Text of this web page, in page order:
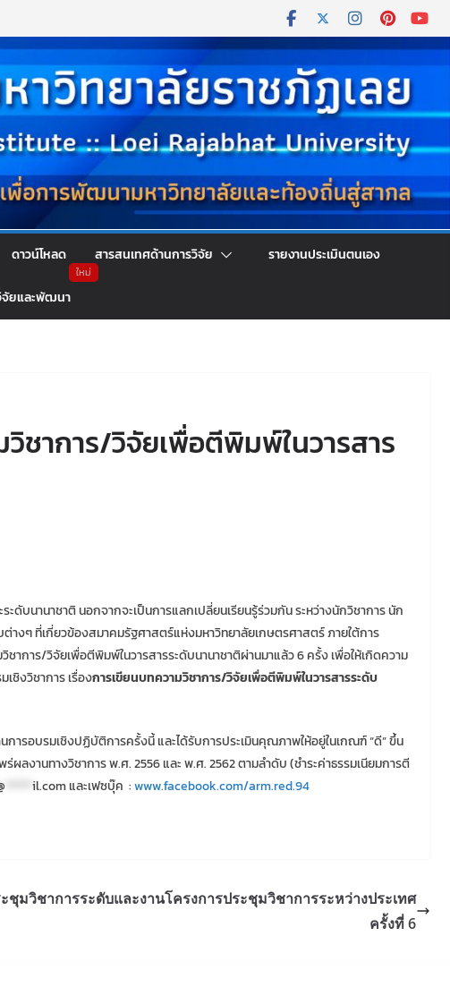
ดาวน์โหลด สารสนเทศด้านการวิจัย รายงานประเมินตนเอง
จัยและพัฒนา
ชาการ/วิจัยเพื่อตีพิมพ์ในวารสาร
านาชาติ นอกจากจะเป็นการแลกเปลี่ยนเรียนรู้ร่วมกัน ระหว่างนักวิชาการ นัก
ๆ ที่เกี่ยวข้องสมาคมรัฐศาสตร์แห่งมหาวิทยาลัยเกษตรศาสตร์ ภายใต้การ
การ/วิจัยเพื่อตีพิมพ์ในวารสารระดับนานาชาติผ่านมาแล้ว 6 ครั้ง เพื่อให้เกิดความ
ชิงวิชาการ เรื่องการเขียนบทความวิชาการ/วิจัยเพื่อตีพิมพ์ในวารสารระดับ
รมเชิงปฏิบัติการครั้งนี้ และได้รับการประเมินคุณภาพให้อยู่ในเกณฑ์ “ดี” ขึ้น
งานทางวิชาการ พ.ศ. 2556 และ พ.ศ. 2562 ตามลำดับ (ชำระค่าธรรมเนียมการตี
il.comและเฟซบุ๊ค :www.facebook.com/arm.red.94
ชุมวิชาการระดับและงานโครงการประชุมวิชาการระหว่างประเทศ
ครั้งที่ 6